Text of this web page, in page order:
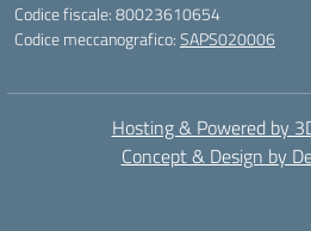
Codice fiscale: 80023610654
Codice meccanografico:SAPS020006
Hosting & Powered by
Concept & Design by